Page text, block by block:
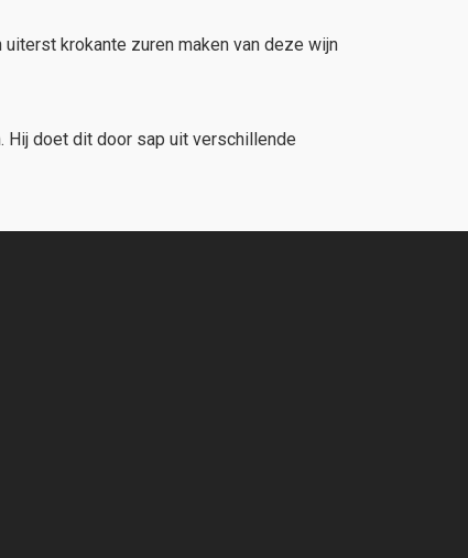
krokante zuren maken van deze wijn
Hij doet dit door sap uit verschillende